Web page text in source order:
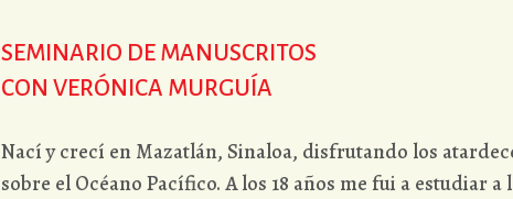
SEMINARIO DE MANUSCRITOS
CON VERÓNICA MURGUÍA
Nací y crecí en Mazatlán, Sinaloa, disfrutando los
sobre el Océano Pacífico. A los 18 años me fui a estudiar a